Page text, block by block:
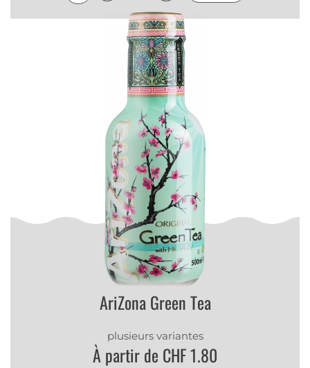
AriZona Green Tea
plusieurs variantes
À partir de CHF 1.80